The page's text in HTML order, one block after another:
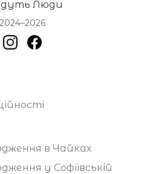
в Чайках
у Софіївській